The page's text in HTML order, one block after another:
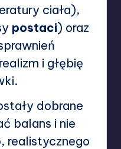
ciała),
postaci) oraz
i głębię
dobrane
balans i nie
realistycznego